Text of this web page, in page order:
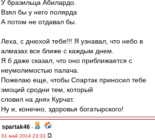
У бразильца Абилардо.
Взял бы у него полярда
А потом не отдавал бы.
Леха, с днюхой тебя!!! Я узнавал, что небо в
алмазах все ближе с каждым днем.
Я б даже сказал, что оно приближается с
неумолимостью палача.
Пожелаю еще, чтобы Спартак приносил тебе
эмоций сродни тем, который
словил на днях Курчат.
Ну и, конечно, здоровья богатырского!
spartak46 -
01 май 2014 23:33